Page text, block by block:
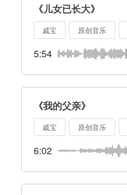
《儿女已长大》
戚宝 原创音乐
5:54
《我的父亲》
戚宝 原创音乐
6:02